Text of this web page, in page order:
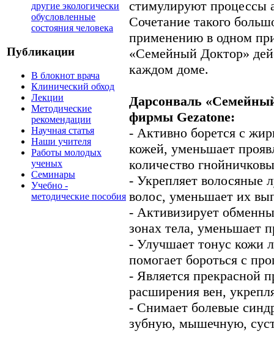
другие экологически
обусловленные
состояния человека
Публикации
В блокнот врача
Клинический обход
Лекции
Методические
рекомендации
Научная статья
Наши учителя
Работы молодых
ученых
Семинары
Учебно -
методические пособия
стимулируют процессы
Сочетание такого
применению в одном
«Семейный Доктор»
каждом доме.
Дарсонваль
фирмы Gezatone:
- Активно борется с
кожей, уменьшает
количество
- Укрепляет волосяные
волос, уменьшает их
- Активизирует
зонах тела, уменьшает
- Улучшает тонус кожи
помогает бороться с
- Является прекрасной
расширения вен,
- Снимает болевые
зубную, мышечную,